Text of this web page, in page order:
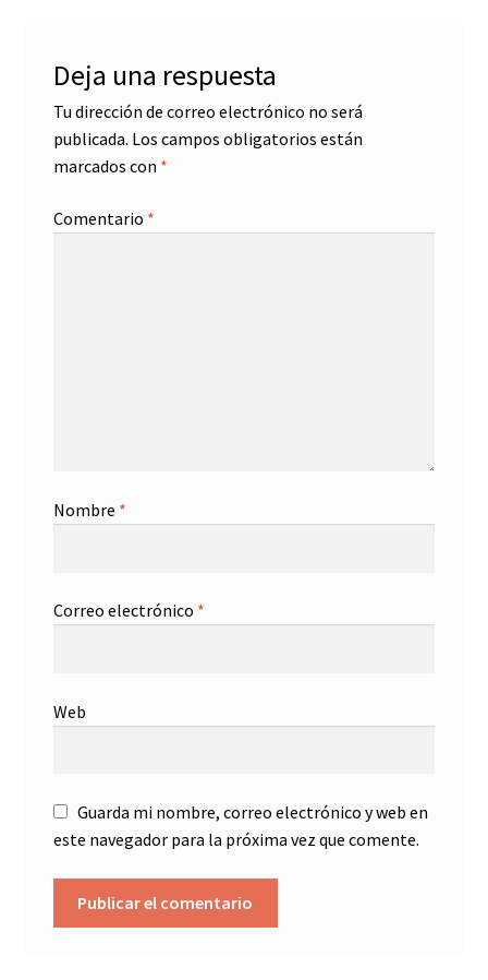
Deja una respuesta
Tu dirección de correo electrónico no será
publicada. Los campos obligatorios están
marcados con *
Comentario *
Nombre *
Correo electrónico *
Web
Guarda mi nombre, correo electrónico y web en
este navegador para la próxima vez que comente.